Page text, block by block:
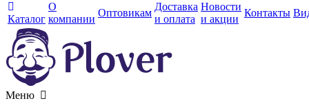
Каталог
О
компании
Оптовикам
Доставка
и оплата
Новости
и акции
Контакты
Меню